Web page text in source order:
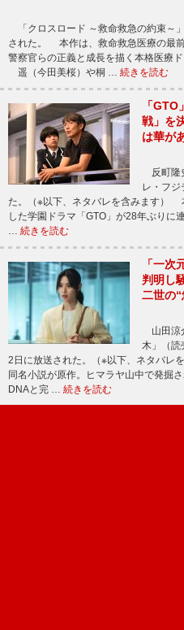
「クロスロード ～救命救急の約束～
された。 本作は、救命救急医療の最
警察官らの正義と成長を描く本格医療
遥（今田美桜）や桐 … 続きを読む
「
戦」を
は華が
反町隆
レ・フジ
た。（※以下、ネタバレを含みます）
した学園ドラマ「GTO」が28年ぶりに
… 続きを読む
「一次
判明し
二世の“
山田涼
木」（読
2日に放送された。（※以下、ネタバ
同名小説が原作。ヒマラヤ山中で発掘
DNAと完 … 続きを読む